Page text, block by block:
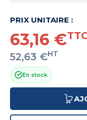
PRIX UNITAIRE :
63,16 €
52,63 €HT
En stock